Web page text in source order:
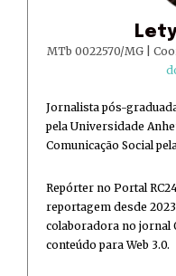
MTb 0022570/MG |
Jornalista pós-
pela Universidade
Comunicação Social
Repórter no Portal
reportagem desde
colaboradora no jornal
conteúdo para Web 3.0.